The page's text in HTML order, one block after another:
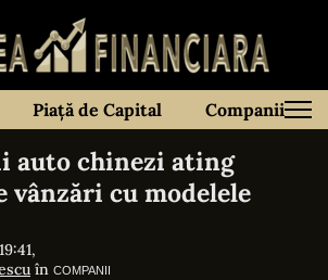
Piață de Capital Companii
auto chinezi ating
vânzări cu modelele
în COMPANII